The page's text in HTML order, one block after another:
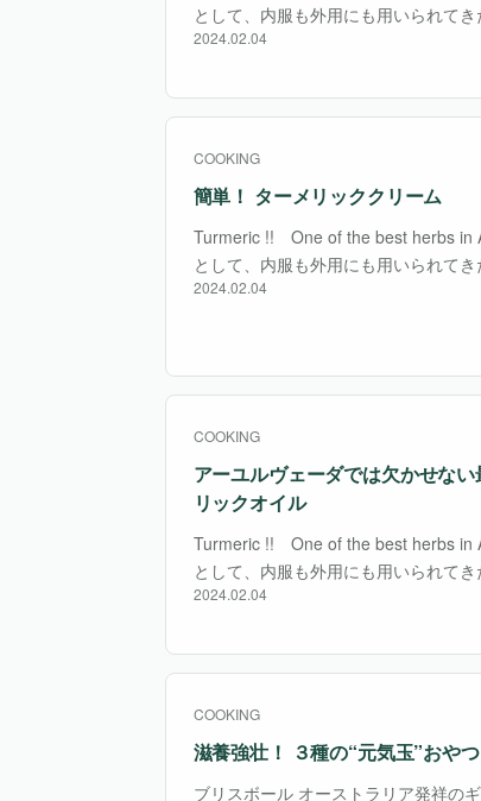
として、内服も外用にも用いられて
つ。当初はその鮮やかな黄金色を染料
2024.02.04
COOKING
簡単！ ターメリッククリーム
Turmeric !! One of the best herbs in
として、内服も外用にも用いられて
つ。当初はその鮮やかな黄金色を染料
2024.02.04
COOKING
アーユルヴェーダでは欠かせな
リックオイル
Turmeric !! One of the best herbs in
として、内服も外用にも用いられて
つ。当初はその鮮やかな黄金色を染料
2024.02.04
COOKING
滋養強壮！ ３種の“元気玉”おや
ブリスボール オーストラリア発祥の